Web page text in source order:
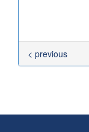
< previous